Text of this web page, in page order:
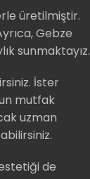
üretilmiştir.
Gebze
sunmaktayız.
İster
mutfak
uzman
de